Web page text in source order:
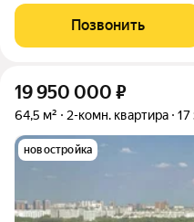
кухня 10 кв. м. Квартира
дома 1978 года
Позвонить
19 950 000 ₽
64,5 м² 2-комн. квартира 17
новостройка